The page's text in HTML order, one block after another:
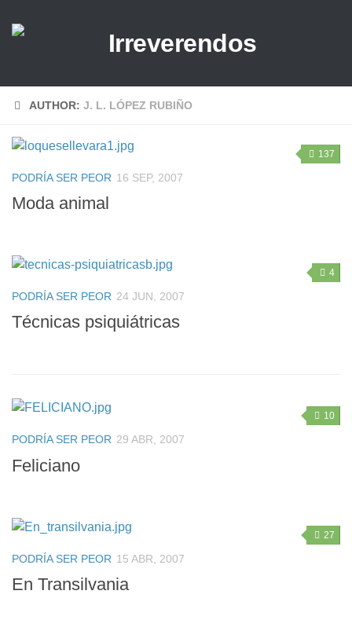
AUTHOR: J. L. LÓPEZ RUBIÑO
137
PODRÍA SER PEOR 16 SEP, 2007
Moda animal
4
PODRÍA SER PEOR 24 JUN, 2007
Técnicas psiquiátricas
10
PODRÍA SER PEOR 29 ABR, 2007
Feliciano
27
PODRÍA SER PEOR 15 ABR, 2007
En Transilvania